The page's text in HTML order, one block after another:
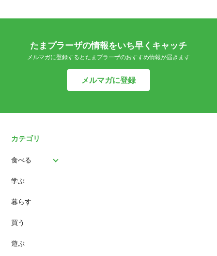
たまプラーザの情報をいち早くキャッチ
メルマガに登録するとたまプラーザのおすすめ情報が届きます
メルマガに登録
カテゴリ
食べる
パン
スイーツ
ランチ
カフェ
学ぶ
暮らす
買う
遊ぶ